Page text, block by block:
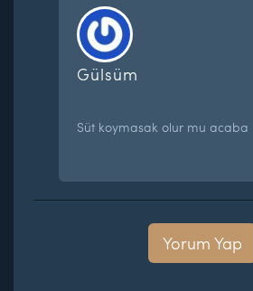
Gülsüm
Süt koymasak olur mu acaba
Yorum Yap